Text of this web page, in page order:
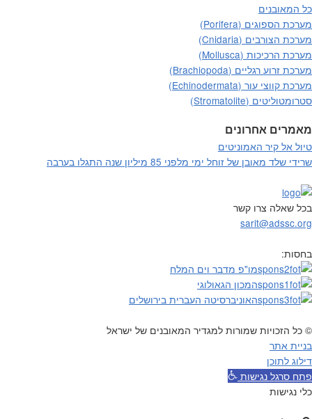
כל המאובנים
מערכת הספוגים (Porifera)
מערכת הצורבים (Cnidaria)
מערכת הרכיכות (Mollusca)
מערכת זרוע רגליים (Brachiopoda)
מערכת קווצי עור (Echinodermata)
סטרומטוליטים (Stromatolite)
מאמרים אחרונים
טיול אל קיר האמוניטים
שרידי שלד מאובן של זוחל ימי מלפני 85 מיליון שנה התגלו בערבה
בכל שאלה צרו קשר
sarit@adssc.org
בחסות:
מו"פ מדבר וים המלח
המכון הגאולוגי
האוניברסיטה העברית בירושלים
© כל הזכויות שמורות למגדיר המאובנים של ישראל
בניית אתר
דילוג לתוכן
פתח סרגל נגישות
כלי נגישות